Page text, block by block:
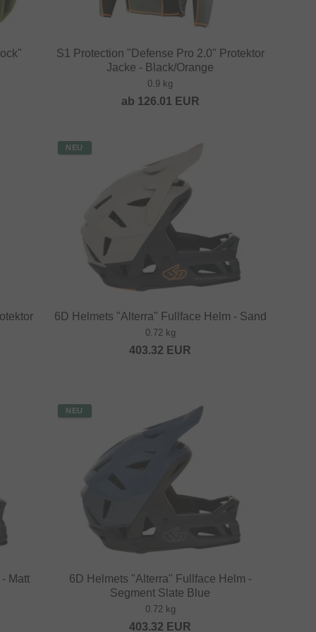
S1 Protection "Defense Pro 2.0" Protektor
Jacke - Black/Orange
0.9 kg
ab 126.01 EUR
NEU
6D Helmets "Alterra" Fullface Helm - Sand
0.72 kg
403.32 EUR
Matt
NEU
6D Helmets "Alterra" Fullface Helm -
Segment Slate Blue
0.72 kg
403.32 EUR